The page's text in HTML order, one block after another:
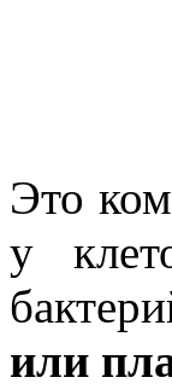
Это
у
или